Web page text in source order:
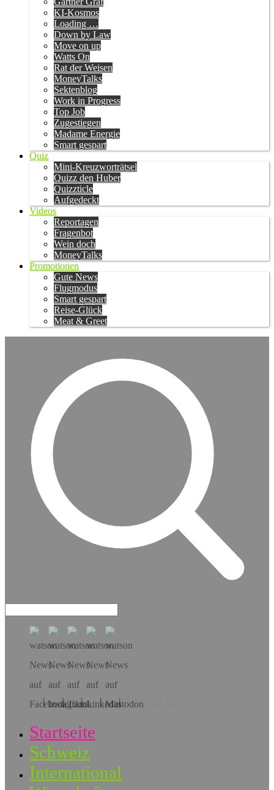
KI-Kosmos
Loading …
Down by Law
Move on up
Watts On
Rat der Weisen
MoneyTalks
Sektenblog
Work in Progress
Top Job
Zugestiegen
Madame Energie
Smart gespart
Quiz
Mini-Kreuzworträtsel
Quizz den Huber
Quizzticle
Aufgedeckt
Videos
Reportagen
Fragenbot
Wein doch
MoneyTalks
Promotionen
Gute News
Flugmodus
Smart gespart
Reise-Glück
Meat & Greet
Hol dir die App!
Startseite
Schweiz
International